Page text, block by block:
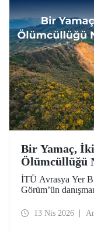
Bir Yamaç,
Ölümcüllüğü
İTÜ Avrasya Yer
Görüm’ün
heyelan ölümlerinin
13 Nis 2026